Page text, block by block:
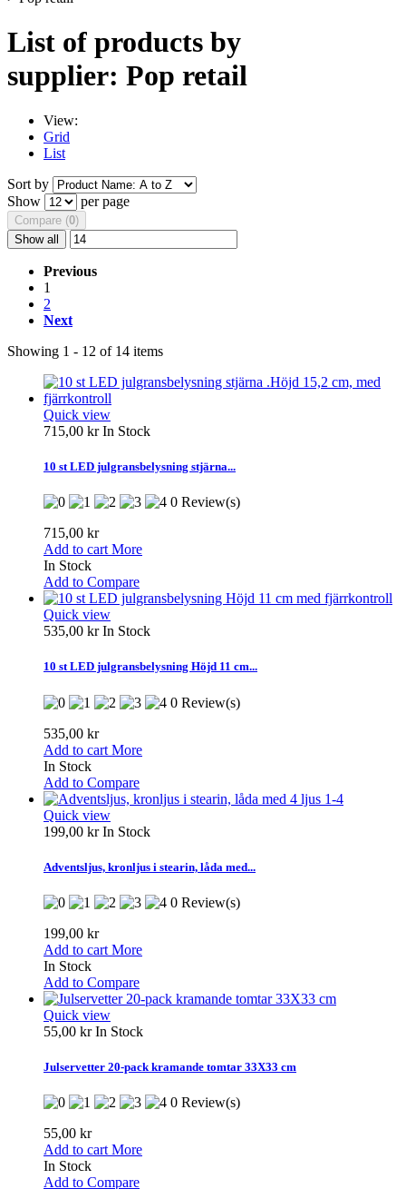
List of products by
supplier: Pop retail
View:
Grid
List
Sort by
Show
per page
Compare (0)
Show all
Previous
1
2
Next
Showing 1 - 12 of 14 items
Quick view
715,00 krIn Stock
10 st LED julgransbelysning stjärna...
0 Review(s)
715,00 kr
Add to cart More
In Stock
Add to Compare
Quick view
535,00 krIn Stock
10 st LED julgransbelysning Höjd 11 cm...
0 Review(s)
535,00 kr
Add to cart More
In Stock
Add to Compare
Quick view
199,00 krIn Stock
Adventsljus, kronljus i stearin, låda med...
0 Review(s)
199,00 kr
Add to cart More
In Stock
Add to Compare
Quick view
55,00 krIn Stock
Julservetter 20-pack kramande tomtar 33X33 cm
0 Review(s)
55,00 kr
Add to cart More
In Stock
Add to Compare